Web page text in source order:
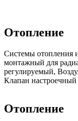
Отопление
Cистемы отопления
монтажный для
регулируемый,
Клапан настроечный
Отопление